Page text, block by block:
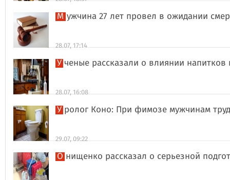
Мужчина 27 лет провел в ожидании
28.07, 17:14
Ученые рассказали о влиянии
28.07, 16:08
Уролог Коно: При фимозе мужчинам
29.07, 09:22
Онищенко рассказал о серьезной